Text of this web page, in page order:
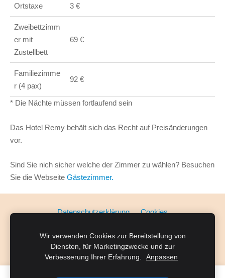
Ortstaxe 3 €
Zweibettzimm
er mit
Zustellbett
69 €
Familiezimme
r (4 pax)
92 €
* Die Nächte müssen fortlaufend sein
Das Hotel Remy behält sich das Recht auf Preisänderungen
vor.
Sind Sie nich sicher welche der Zimmer zu wählen? Besuchen
Sie die Webseite Gästezimmer.
Datenschutzerklärung Cookies
Erstellt mit Mozello- dem schnellsten Weg zu Ihrer Website.
Wir verwenden Cookies zur Bereitstellung von
Diensten, für Marketingzwecke und zur
Verbesserung Ihrer Erfahrung.
Anpassen